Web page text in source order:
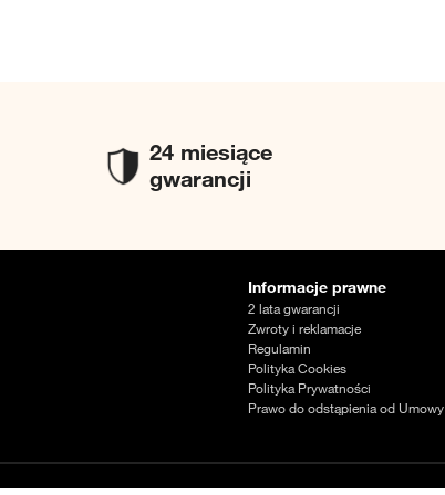
24 miesiące
gwarancji
Informacje prawne
2 lata gwarancji
Zwroty i reklamacje
Regulamin
Polityka Cookies
Polityka Prywatności
Prawo do odstąpienia od Umowy